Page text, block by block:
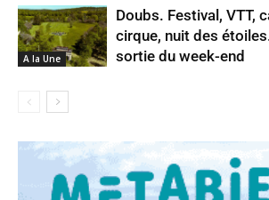
A la Une
Doubs. Festival, VTT,
cirque, nuit des
sortie du week-end